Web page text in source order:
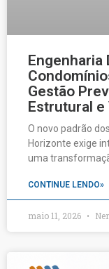
Engenharia
Gestão
Estrutural e
O novo padrão
Horizonte exige
uma
CONTINUE LENDO»
maio 11, 2026